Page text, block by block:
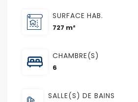
SURFACE HAB.
727 m²
CHAMBRE(S)
6
SALLE(S) DE BAINS